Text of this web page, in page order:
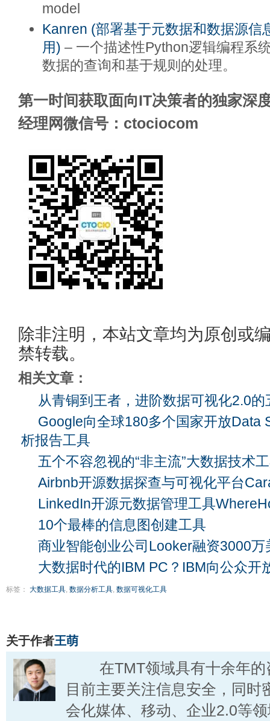
model
Kanren (部署基于元数据和数据源信
用) – 一个描述性Python逻辑编程系
数据的查询和基于规则的处理。
第一时间获取面向IT决策者的独家深
经理网微信号：ctociocom
除非注明，本站文章均为原创或
禁转载。
相关文章：
从青铜到王者，进阶数据可视化2.0
Google向全球180多个国家开放Data
析报告工具
五个不容忽视的“非主流”大数据技术
Airbnb开源数据探查与可视化平台
LinkedIn开源元数据管理工具
10个最棒的信息图创建工具
商业智能创业公司Looker融资3000万
大数据时代的IBM PC？IBM向公众开
标签： 大数据工具, 数据分析工具, 数据可视化工具
关于作者王萌
在TMT领域具有十余年的
目前主要关注信息安全，同时
会化媒体、移动、企业2.0等